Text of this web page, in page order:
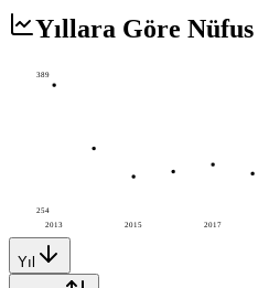
Yıllara Göre Nüfus
2013 2015 2017
389
254
Yıl